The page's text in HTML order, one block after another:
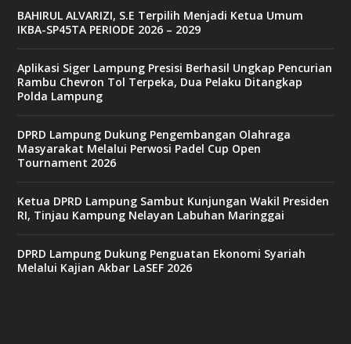
BAHIRUL ALVARIZI, S.E Terpilih Menjadi Ketua Umum
IKBA-SP45TA PERIODE 2026 – 2029
Aplikasi Siger Lampung Presisi Berhasil Ungkap Pencurian
Rambu Chevron Tol Terpeka, Dua Pelaku Ditangkap
Polda Lampung
DPRD Lampung Dukung Pengembangan Olahraga
Masyarakat Melalui Perwosi Padel Cup Open
Tournament 2026
Ketua DPRD Lampung Sambut Kunjungan Wakil Presiden
RI, Tinjau Kampung Nelayan Labuhan Maringgai
DPRD Lampung Dukung Penguatan Ekonomi Syariah
Melalui Kajian Akbar LaSEF 2026